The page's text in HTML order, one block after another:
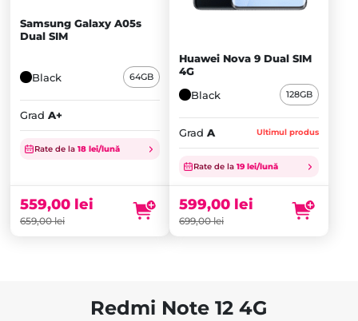
Samsung Galaxy A05s
Dual SIM
Black 64GB
Grad A+
Rate de la 18 lei/lună
659,00lei
Prețul
fost:
659,00 lei.
559,00 lei
este:
559,00 lei.
Huawei Nova 9 Dual SIM
4G
Black
128GB
Grad A Ultimul produs
Rate de la 19 lei/lună
699,00lei
Prețul
inițial
fost:
699,00 lei.
599,00 lei
Prețul
este:
599,00 lei.
Redmi Note 12 4G